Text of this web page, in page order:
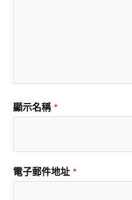
顯示名稱 *
電子郵件地址 *